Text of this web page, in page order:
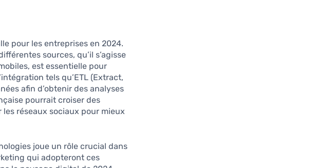
pour les entreprises en 2024.
sources, qu’il s’agisse
est essentielle pour
tels qu’ETL (Extract,
afin d’obtenir des analyses
pourrait croiser des
réseaux sociaux pour mieux
joue un rôle crucial dans
qui adopteront ces